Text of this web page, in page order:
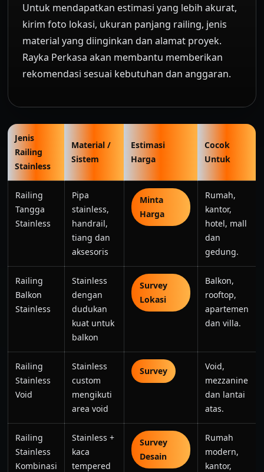
Untuk mendapatkan estimasi yang lebih akurat,
kirim foto lokasi, ukuran panjang railing, jenis
material yang diinginkan dan alamat proyek.
Rayka Perkasa akan membantu memberikan
rekomendasi sesuai kebutuhan dan anggaran.
Jenis
Railing
Stainless
Material /
Sistem
Estimasi
Harga
Cocok
Untuk
Railing
Tangga
Stainless
Pipa
stainless,
handrail,
tiang dan
aksesoris
Minta
Harga
Rumah,
kantor,
hotel, mall
dan
gedung.
Railing
Balkon
Stainless
Stainless
dengan
dudukan
kuat untuk
balkon
Survey
Lokasi
Balkon,
rooftop,
apartemen
dan villa.
Railing
Stainless
Void
Stainless
custom
mengikuti
area void
Survey
Void,
mezzanine
dan lantai
atas.
Railing
Stainless
Kombinasi
Stainless +
kaca
tempered
Survey
Desain
Rumah
modern,
kantor,